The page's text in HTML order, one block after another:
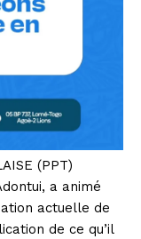
(PPT)
a animé
actuelle de
de ce qu’il